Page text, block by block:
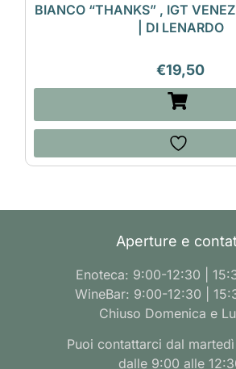
BIANCO “THANKS” , IGT
| DI LENARDO
€19,50
Aperture e
Enoteca: 9:00-12:30 |
WineBar: 9:00-12:30 |
Chiuso Domenica e
Puoi contattarci dal
dalle 9:00 alle